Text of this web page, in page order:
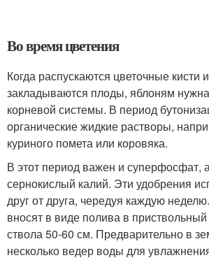
Во время цветения
Когда распускаются цветочные кисти
закладываются плоды, яблоням
корневой системы. В период
органические жидкие растворы,
куриного помета или коровяка.
В этот период важен и суперфосфат,
сернокислый калий. Эти удобрения
друг от друга, чередуя каждую
вносят в виде полива в приствольный
ствола 50-60 см. Предварительно в
несколько ведер воды для